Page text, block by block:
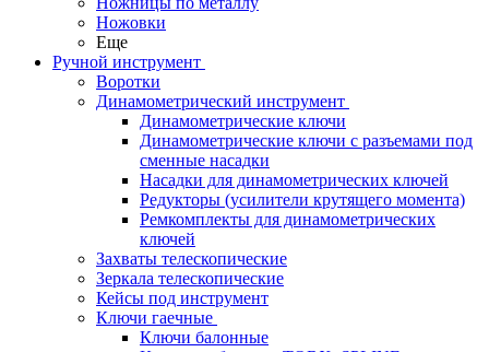
Ножовки
Еще
Ручной инструмент
Воротки
Динамометрический инструмент
Динамометрические ключи
Динамометрические ключи с разъемами под
сменные насадки
Насадки для динамометрических ключей
Редукторы (усилители крутящего момента)
Ремкомплекты для динамометрических
ключей
Захваты телескопические
Зеркала телескопические
Кейсы под инструмент
Ключи гаечные
Ключи балонные